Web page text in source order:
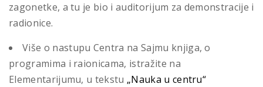
zagonetke, a tu je bio i auditorijum za demonstracije i
radionice.
Više o nastupu Centra na Sajmu knjiga, o
programima i raionicama, istražite na
Elementarijumu, u tekstu „Nauka u centru“